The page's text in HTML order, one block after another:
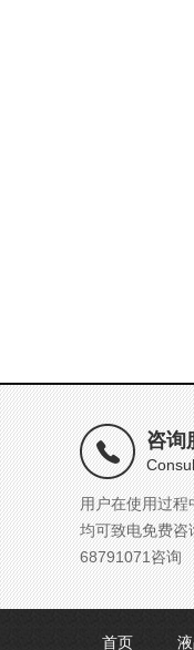
咨询
用户在使用过程
均可致电免费咨
68791071咨询
首页